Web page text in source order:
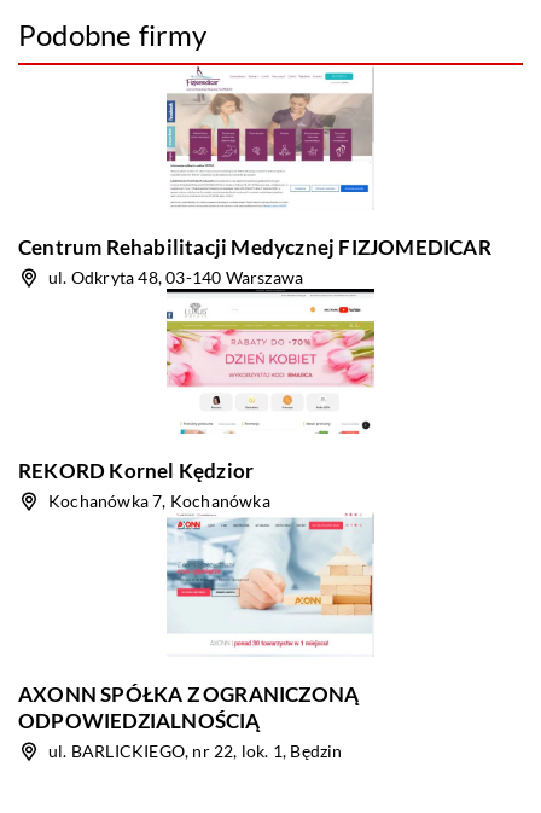
Podobne firmy
Centrum Rehabilitacji Medycznej FIZJOMEDICAR
ul. Odkryta 48, 03-140 Warszawa
REKORD Kornel Kędzior
Kochanówka 7, Kochanówka
AXONN SPÓŁKA Z OGRANICZONĄ
ODPOWIEDZIALNOŚCIĄ
ul. BARLICKIEGO, nr 22, lok. 1, Będzin